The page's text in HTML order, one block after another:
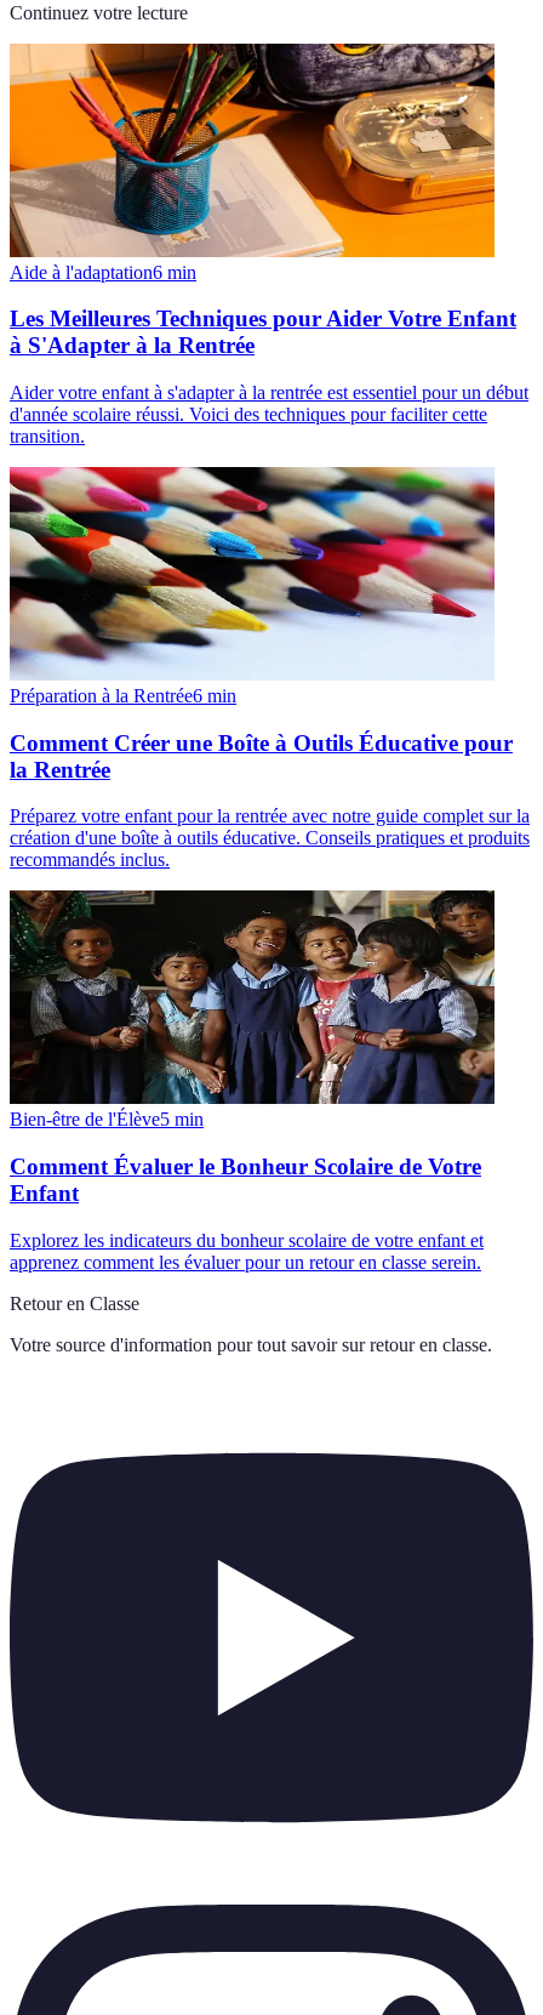
Continuez votre lecture
Aide à l'adaptation6 min
Les Meilleures Techniques pour Aider Votre Enfant
à S'Adapter à la Rentrée
Aider votre enfant à s'adapter à la rentrée est essentiel pour un début
d'année scolaire réussi. Voici des techniques pour faciliter cette
transition.
Préparation à la Rentrée6 min
Comment Créer une Boîte à Outils Éducative pour
la Rentrée
Préparez votre enfant pour la rentrée avec notre guide complet sur la
création d'une boîte à outils éducative. Conseils pratiques et produits
recommandés inclus.
Bien-être de l'Élève5 min
Comment Évaluer le Bonheur Scolaire de Votre
Enfant
Explorez les indicateurs du bonheur scolaire de votre enfant et
apprenez comment les évaluer pour un retour en classe serein.
Retour en Classe
Votre source d'information pour tout savoir sur retour en classe.